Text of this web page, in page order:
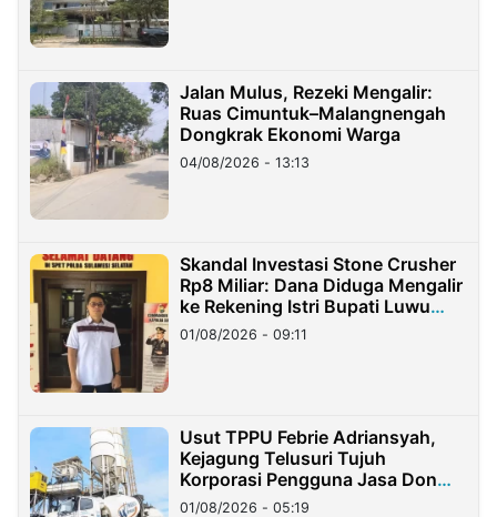
Jalan Mulus, Rezeki Mengalir:
Ruas Cimuntuk–Malangnengah
Dongkrak Ekonomi Warga
04/08/2026 - 13:13
Skandal Investasi Stone Crusher
Rp8 Miliar: Dana Diduga Mengalir
ke Rekening Istri Bupati Luwu
Timur
01/08/2026 - 09:11
Usut TPPU Febrie Adriansyah,
Kejagung Telusuri Tujuh
Korporasi Pengguna Jasa Don
Ritto
01/08/2026 - 05:19